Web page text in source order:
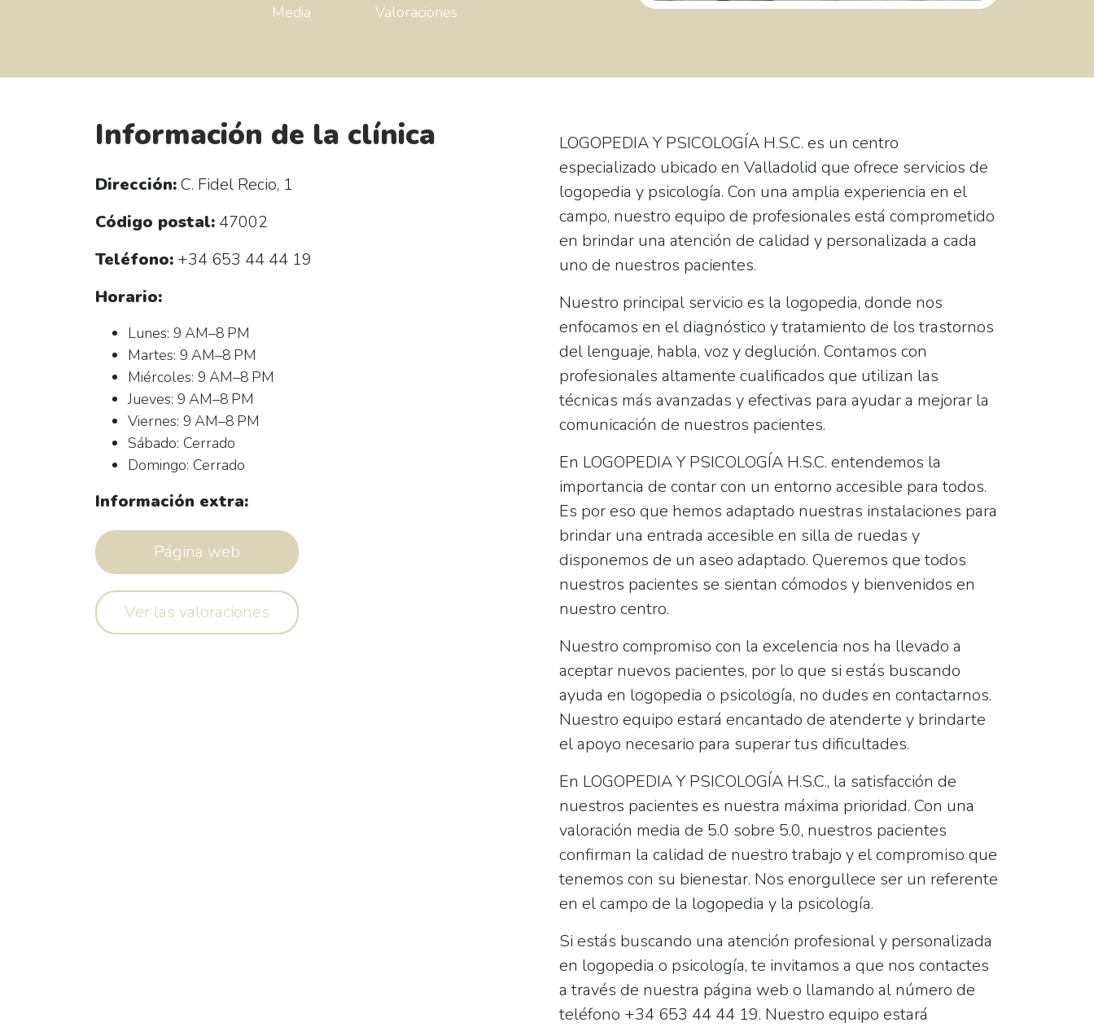
Media
Valoraciones
Información de la clínica
Dirección:C. Fidel Recio, 1
Código postal: 47002
Teléfono: +34 653 44 44 19
Horario:
Lunes: 9 AM–8 PM
Martes: 9 AM–8 PM
Miércoles: 9 AM–8 PM
Jueves: 9 AM–8 PM
Viernes: 9 AM–8 PM
Sábado: Cerrado
Domingo: Cerrado
Información extra:
Página web
Ver las valoraciones
LOGOPEDIA Y PSICOLOGÍA H.S.C. es un centro
especializado ubicado en Valladolid que ofrece servicios de
logopedia y psicología. Con una amplia experiencia en el
campo, nuestro equipo de profesionales está comprometido
en brindar una atención de calidad y personalizada a cada
uno de nuestros pacientes.
Nuestro principal servicio es la logopedia, donde nos
enfocamos en el diagnóstico y tratamiento de los trastornos
del lenguaje, habla, voz y deglución. Contamos con
profesionales altamente cualificados que utilizan las
técnicas más avanzadas y efectivas para ayudar a mejorar la
comunicación de nuestros pacientes.
En LOGOPEDIA Y PSICOLOGÍA H.S.C. entendemos la
importancia de contar con un entorno accesible para todos.
Es por eso que hemos adaptado nuestras instalaciones para
brindar una entrada accesible en silla de ruedas y
disponemos de un aseo adaptado. Queremos que todos
nuestros pacientes se sientan cómodos y bienvenidos en
nuestro centro.
Nuestro compromiso con la excelencia nos ha llevado a
aceptar nuevos pacientes, por lo que si estás buscando
ayuda en logopedia o psicología, no dudes en contactarnos.
Nuestro equipo estará encantado de atenderte y brindarte
el apoyo necesario para superar tus dificultades.
En LOGOPEDIA Y PSICOLOGÍA H.S.C., la satisfacción de
nuestros pacientes es nuestra máxima prioridad. Con una
valoración media de 5.0 sobre 5.0, nuestros pacientes
confirman la calidad de nuestro trabajo y el compromiso que
tenemos con su bienestar. Nos enorgullece ser un referente
en el campo de la logopedia y la psicología.
Si estás buscando una atención profesional y personalizada
en logopedia o psicología, te invitamos a que nos contactes
a través de nuestra página web o llamando al número de
teléfono +34 653 44 44 19. Nuestro equipo estará